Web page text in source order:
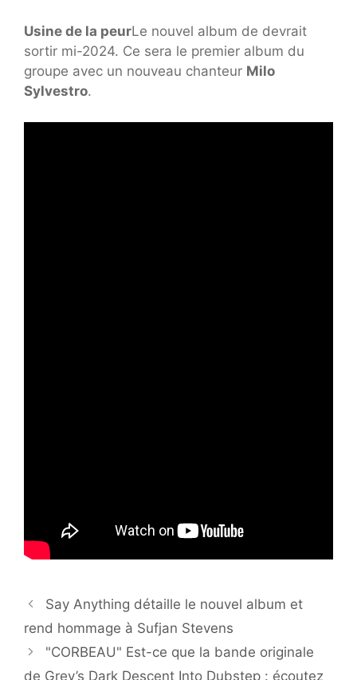
Usine de la peurLe nouvel album de devrait
sortir mi-2024. Ce sera le premier album du
groupe avec un nouveau chanteur Milo
Sylvestro.
Say Anything détaille le nouvel album et
rend hommage à Sufjan Stevens
"CORBEAU" Est-ce que la bande originale
de Grey’s Dark Descent Into Dubstep : écoutez